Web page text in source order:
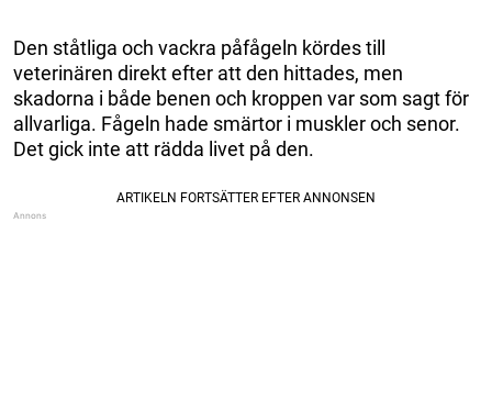
Den ståtliga och vackra påfågeln kördes till
veterinären direkt efter att den hittades, men
skadorna i både benen och kroppen var som sagt för
allvarliga. Fågeln hade smärtor i muskler och senor.
Det gick inte att rädda livet på den.